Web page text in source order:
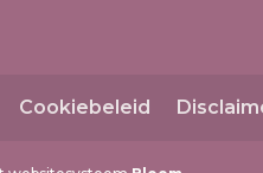
Cookiebeleid